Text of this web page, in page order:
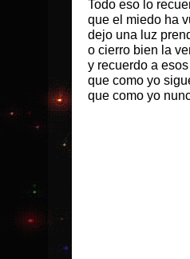
Todo eso lo
que el miedo ha
dejo una luz
o cierro bien la
y recuerdo a
que como yo
que como yo